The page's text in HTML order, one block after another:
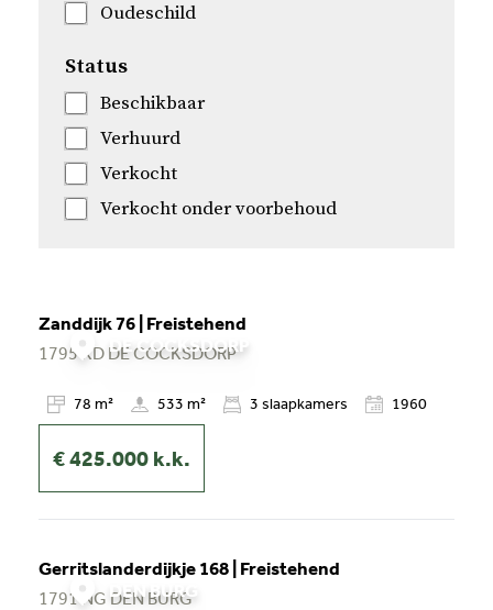
Oudeschild
Status
Beschikbaar
Verhuurd
Verkocht
Verkocht onder voorbehoud
DE COCKSDORP
Zanddijk 76 | Freistehend
1795 KD DE COCKSDORP
78 m² 533 m² 3 slaapkamers 1960
€ 425.000 k.k.
DEN BURG
Gerritslanderdijkje 168 | Freistehend
1791 NG DEN BURG